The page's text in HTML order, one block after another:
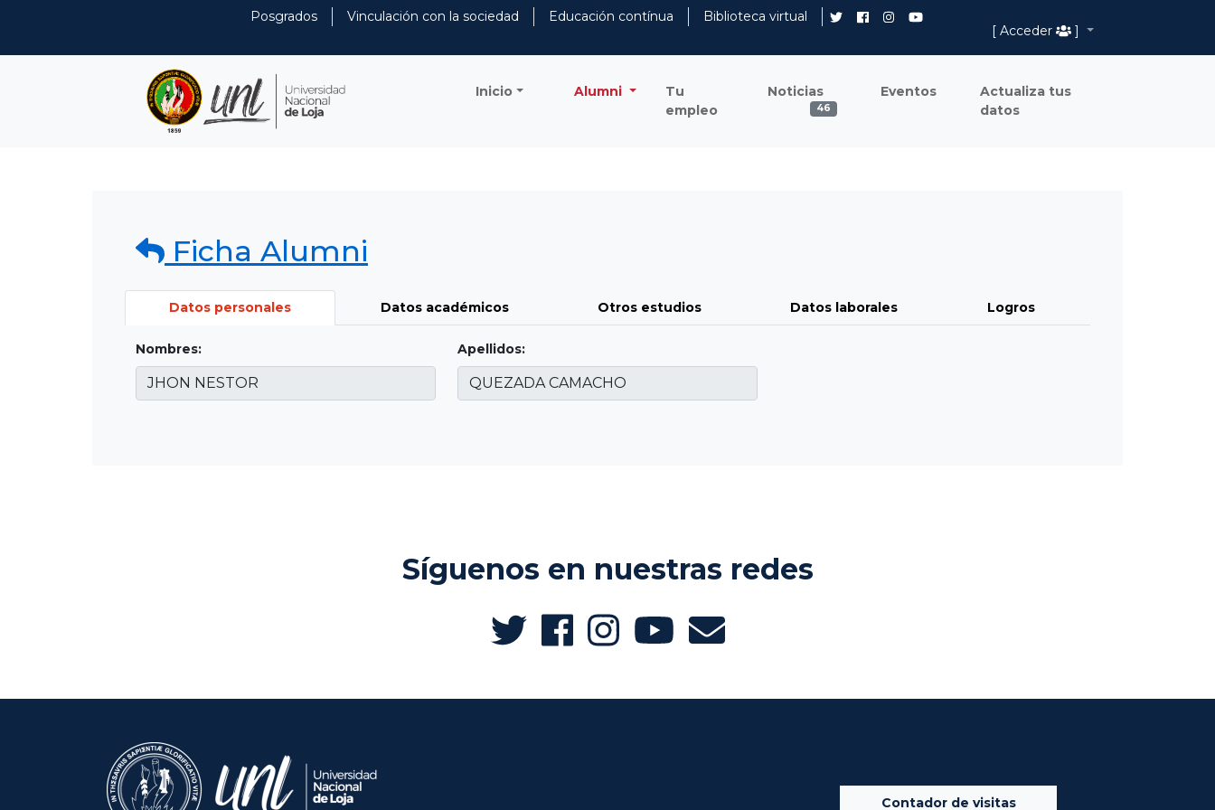
Posgrados Vinculación con la sociedad Educación contínua
Biblioteca virtual
[ Acceder
]
Inicio Alumni
Tu
empleo
Noticias
46
Eventos
Actualiza tus
datos
Ficha Alumni
Datos personales Datos académicos Otros estudios Datos laborales Logros
Nombres: Apellidos:
Síguenos en nuestras redes
Contador de visitas